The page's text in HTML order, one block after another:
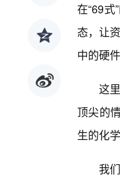
在“69
态，让
中的硬
这
顶尖的
生的化
我